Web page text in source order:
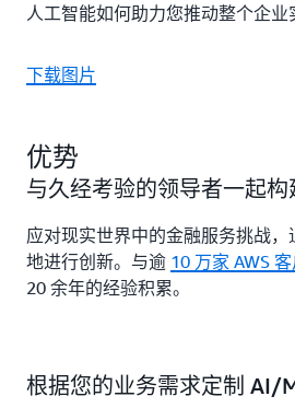
人工智能如何助力您推动整个企业
下载图片
优势
与久经考验的领导者一起
应对现实世界中的金融服务挑战
地进行创新。与逾 10 万家 AWS 客
20 余年的经验积累。
根据您的业务需求定制 AI/